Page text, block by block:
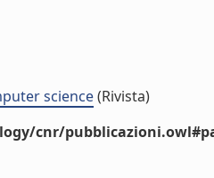
science(Rivista)
cnr/